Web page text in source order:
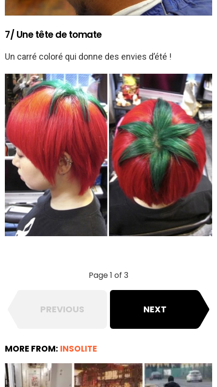
7/ Une tête de tomate
Un carré coloré qui donne des envies d’été !
Page 1 of 3
PREVIOUS NEXT
MORE FROM: INSOLITE